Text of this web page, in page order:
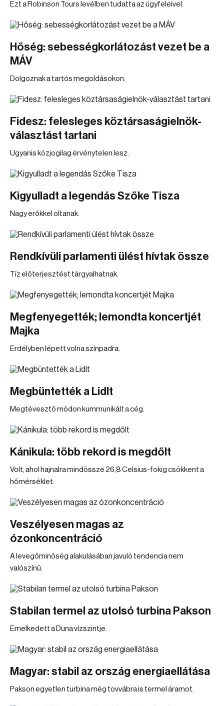
Ezt a Robinson Tours levélben tudatta az ügyfeleivel.
Hőség: sebességkorlátozást vezet be a
MÁV
Dolgoznak a tartós megoldásokon.
Fidesz: felesleges köztársaságielnök-
választást tartani
Ugyanis közjogilag érvénytelen lesz.
Kigyulladt a legendás Szőke Tisza
Nagy erőkkel oltanak.
Rendkívüli parlamenti ülést hívtak össze
Tíz előterjesztést tárgyalhatnak.
Megfenyegették; lemondta koncertjét
Majka
Erdélyben lépett volna színpadra.
Megbüntették a Lidlt
Megtévesztő módon kummunikált a cég.
Kánikula: több rekord is megdőlt
Volt, ahol hajnalra mindössze 26,8 Celsius-fokig csökkent a
hőmérséklet.
Veszélyesen magas az
ózonkoncentráció
A levegőminőség alakulásában javuló tendencia nem
valószínű.
Stabilan termel az utolsó turbina Pakson
Emelkedett a Duna vízszintje.
Magyar: stabil az ország energiaellátása
Pakson egyetlen turbina még tovvábra is termel áramot.